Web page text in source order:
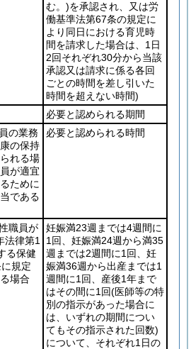
む。)を承認され、又は労
働基準法第67条の規定に
より同日における育児時
間を請求した場合は、1日
2回それぞれ30分から当該
承認又は請求に係る各回
ごとの時間を差し引いた
時間を超えない時間)
必要と認められる期間
の業務
の保持
れる場
が適宜
ために
である
必要と認められる時間
職員が
法律第1
る保健
規定
場合
妊娠満23週までは4週間に
1回、妊娠満24週から満35
週までは2週間に1回、妊
娠満36週から出産までは1
週間に1回、産後1年まで
はその間に1回(医師等の特
別の指示があった場合に
は、いずれの期間につい
てもその指示された回数)
について、それぞれ1日の